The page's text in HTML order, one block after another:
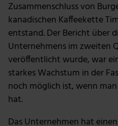
Zusammenschluss von
kanadischen Kaffeekette
entstand. Der Bericht über
Unternehmens im zweiten
veröffentlicht wurde, war
starkes Wachstum in der
noch möglich ist, wenn
hat.
Das Unternehmen hat